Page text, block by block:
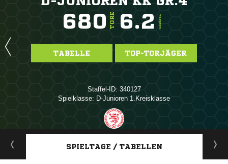
680 TORE 6.2 TORE/SPIEL
TABELLE TOP-TORJÄGER
Staffel-ID: 340127
Spielklasse: D-Junioren 1.Kreisklasse
ANZEIGE
SPIELTAGE / TABELLEN